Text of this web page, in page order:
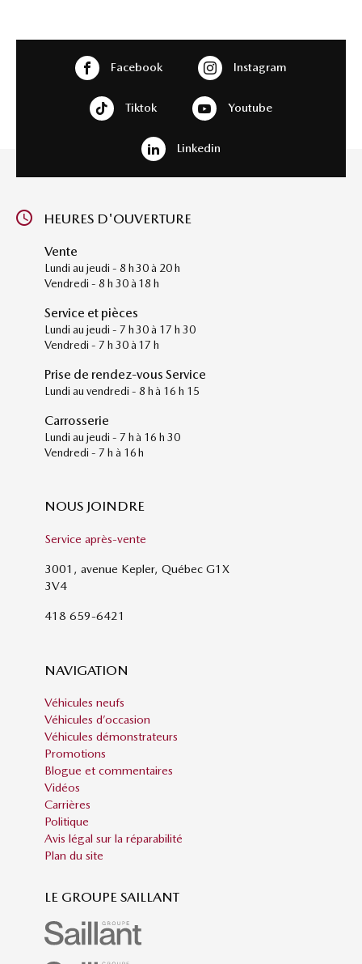
Facebook Instagram
Tiktok Youtube
Linkedin
HEURES D'OUVERTURE
Vente
Lundi au jeudi - 8 h 30 à 20 h
Vendredi - 8 h 30 à 18 h
Service et pièces
Lundi au jeudi - 7 h 30 à 17 h 30
Vendredi - 7 h 30 à 17 h
Prise de rendez-vous Service
Lundi au vendredi - 8 h à 16 h 15
Carrosserie
Lundi au jeudi - 7 h à 16 h 30
Vendredi - 7 h à 16 h
NOUS JOINDRE
Service après-vente
3001, avenue Kepler, Québec G1X
3V4
418 659-6421
NAVIGATION
Véhicules neufs
Véhicules d’occasion
Véhicules démonstrateurs
Promotions
Blogue et commentaires
Vidéos
Carrières
Politique
Avis légal sur la réparabilité
Plan du site
LE GROUPE SAILLANT